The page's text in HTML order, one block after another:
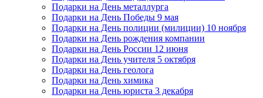
Подарки на День металлурга
Подарки на День Победы 9 мая
Подарки на День полиции (милиции) 10 ноября
Подарки на День рождения компании
Подарки на День России 12 июня
Подарки на День учителя 5 октября
Подарки на День геолога
Подарки на День химика
Подарки на День юриста 3 декабря